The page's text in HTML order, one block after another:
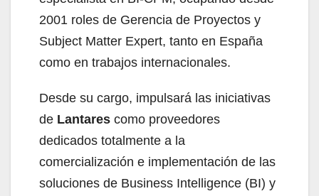
2001 roles de Gerencia de Proyectos y
Subject Matter Expert, tanto en España
como en trabajos internacionales.
Desde su cargo, impulsará las iniciativas
de Lantares como proveedores
dedicados totalmente a la
comercialización e implementación de las
soluciones de Business Intelligence (BI) y